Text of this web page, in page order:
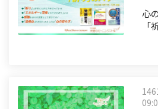
心
「